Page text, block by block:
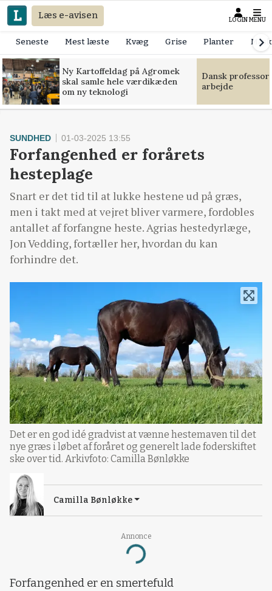
Læs e-avisen LOGIN MENU
Seneste Mest læste Kvæg Grise Planter
Ny Kartoffeldag på Agromek
skal samle hele værdikæden
om ny teknologi
Dansk
arbejde
Annonce
Loading...
SUNDHED 01-03-2025 13:55
Forfangenhed er forårets
hesteplage
Snart er det tid til at lukke hestene ud på græs,
men i takt med at vejret bliver varmere, fordobles
antallet af forfangne heste. Agrias hestedyrlæge,
Jon Vedding, fortæller her, hvordan du kan
forhindre det.
Det er en god idé gradvist at vænne hestemaven til det
nye græs i løbet af foråret og generelt lade foderskiftet
ske over tid. Arkivfoto: Camilla Bønløkke
Camilla Bønløkke
Forfangenhed er en smertefuld